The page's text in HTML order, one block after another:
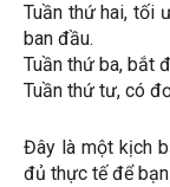
Tuần thứ hai, tối
ban đầu.
Tuần thứ ba, bắt
Tuần thứ tư, có
Đây là một kịch
đủ thực tế để